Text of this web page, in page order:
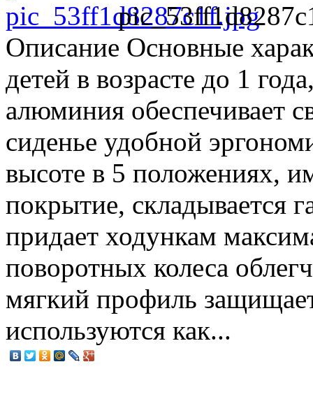
Описание Основные
детей в возрасте до 1
алюминия обеспечивает
сиденье удобной
высоте в 5 положениях,
покрытие, складывается
придает ходункам
поворотных колеса
мягкий профиль
используются как...